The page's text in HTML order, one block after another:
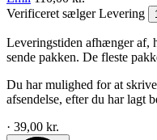
Verificeret sælgerLevering
Leveringstiden afhænger af,
sende pakken. De fleste
Du har mulighed for at
afsendelse, efter du har lagt
· 39,00 kr.